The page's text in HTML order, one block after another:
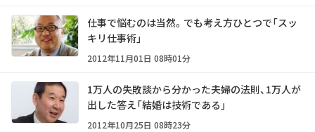
仕事で悩むのは当然。でも考え方ひとつで「スッ
キリ仕事術」
2012年11月01日 08時01分
1万人の失敗談から分かった夫婦の法則、1万人が
出した答え「結婚は技術である」
2012年10月25日 08時23分